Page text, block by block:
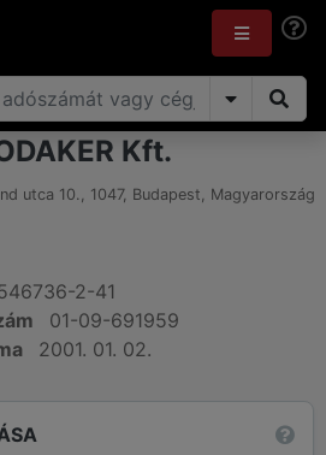
Kft.
utca 10., 1047, Budapest, Magyarország
2-41
01-09-691959
2001. 01. 02.